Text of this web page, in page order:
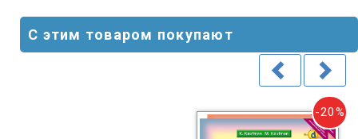
С этим товаром покупают
-20%